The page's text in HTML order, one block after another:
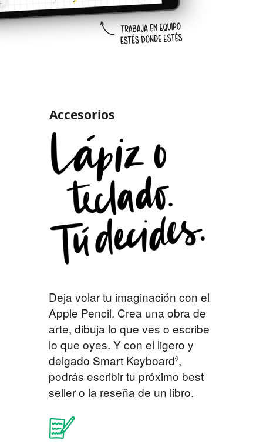
Accesorios
Deja volar tu imaginación con el
Apple Pencil. Crea una obra de
arte, dibuja lo que ves o escribe
lo que oyes. Y con el ligero y
delgado Smart Keyboard◊,
podrás escribir tu próximo best
seller o la reseña de un libro.